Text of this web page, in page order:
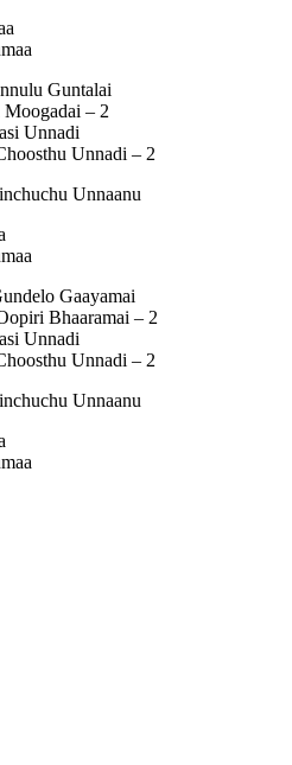
Guntalai
Moogadai – 2
Unnadi
Unnadi – 2
Unnaanu
Gaayamai
Bhaaramai – 2
Unnadi
Unnadi – 2
Unnaanu